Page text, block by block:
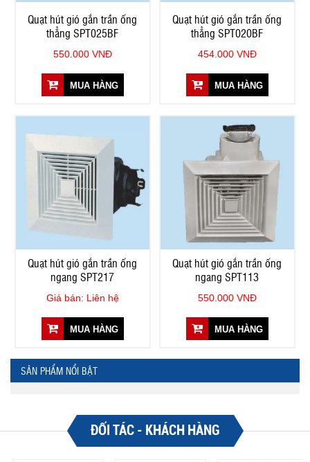
Quạt hút gió gắn trần ống
thẳng SPT025BF
550.000 VNĐ
MUA HÀNG
Quạt hút gió gắn trần ống
thẳng SPT020BF
454.000 VNĐ
MUA HÀNG
Quạt hút gió gắn trần ống
ngang SPT217
Giá bán: Liên hệ
MUA HÀNG
Quạt hút gió gắn trần ống
ngang SPT113
550.000 VNĐ
MUA HÀNG
SẢN PHẨM NỔI BẬT
ĐỐI TÁC - KHÁCH HÀNG